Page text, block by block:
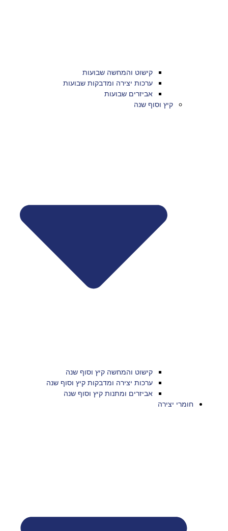
קישוט והמחשה שבועות
ערכות יצירה ומדבקות שבועות
אביזרים שבועות
קיץ וסוף שנה
קישוט והמחשה קיץ וסוף שנה
ערכות יצירה ומדבקות קיץ וסוף שנה
אביזרים ומתנות קיץ וסוף שנה
חומרי יצירה